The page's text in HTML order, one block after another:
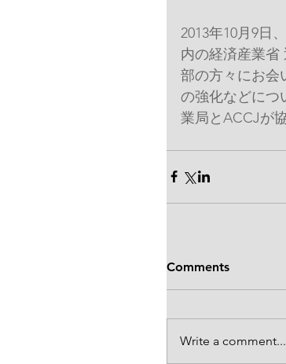
2013年10月9日
内の経済産業省
部の方々にお会
の強化などにつ
業局とACCJが
Comments
Write a comment...